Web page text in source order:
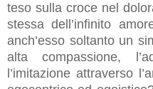
teso sulla croce nel
stessa dell’infinito
anch’esso soltanto un
alta compassione,
l’imitazione attraverso